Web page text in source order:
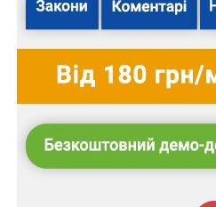
Посадовцям органів
оплачуватимуть
Місце роботи в
підтверджуватимуть
ПОВ'ЯЗАНІ ТЕМИ: FEATURED
ЕЛЕКТРОННИЙ ДОКУМЕНТООБІГ